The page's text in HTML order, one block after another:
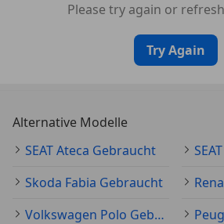
Please try again or
Try Again
Alternative Modelle
SEAT Ateca Gebraucht
Skoda Fabia Gebraucht
Volkswagen Polo Gebraucht